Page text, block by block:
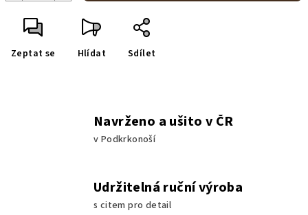
Zeptat se Hlídat Sdílet
Navrženo a ušito v ČR
v Podkrkonoší
Udržitelná ruční výroba
s citem pro detail